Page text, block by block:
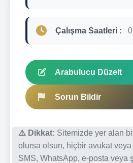
Çalışma Saatleri :
Arabulucu Düzelt
Sorun Bildir
⚠️ Dikkat: Sitemizde yer alan
olursa olsun, hiçbir avukat
SMS, WhatsApp, e-posta veya